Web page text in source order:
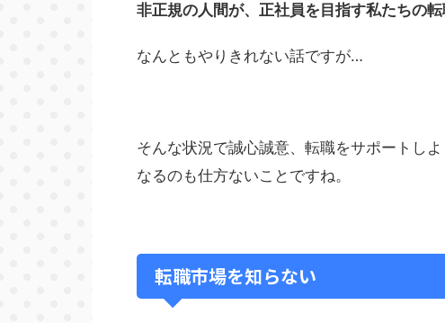
非正規の人間が、正社員を目指す私たちの転
なんともやりきれない話ですが…
そんな状況で誠心誠意、転職をサポートし
なるのも仕方ないことですね。
転職市場を知らない